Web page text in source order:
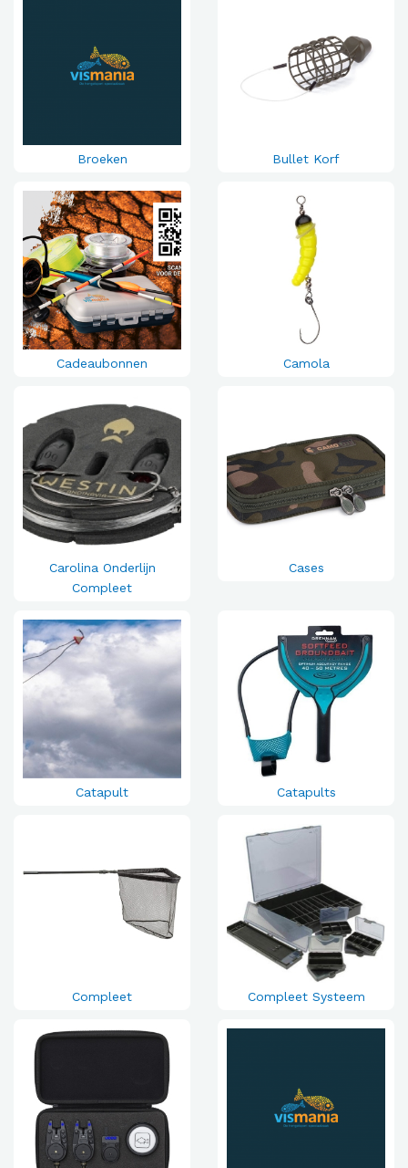
Broeken Bullet Korf
Cadeaubonnen Camola
Carolina Onderlijn
Compleet
Cases
Catapult Catapults
Compleet Compleet Systeem